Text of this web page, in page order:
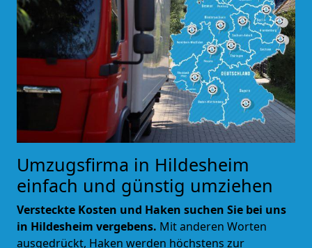
Umzugsfirma in Hildesheim
einfach und günstig umziehen
Versteckte Kosten und Haken suchen Sie bei uns
in Hildesheim vergebens. Mit anderen Worten
ausgedrückt, Haken werden höchstens zur